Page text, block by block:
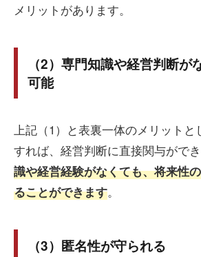
メリットがあります。
（2）専門知識や経営判断が
可能
上記（1）と表裏一体のメリットと
すれば、経営判断に直接関与ができ
識や経営経験がなくても、将来性
ることができます。
（3）匿名性が守られる